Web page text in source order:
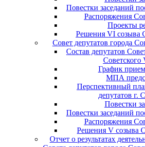
Повестки заседаний
Распоряжения
Проекты
Решения VI созыва
Совет депутатов города
Состав депутатов
Советского
График
МПА
Перспективный
депутатов г.
Повестки
Повестки заседаний
Распоряжения
Решения V созыва
Отчет о результатах